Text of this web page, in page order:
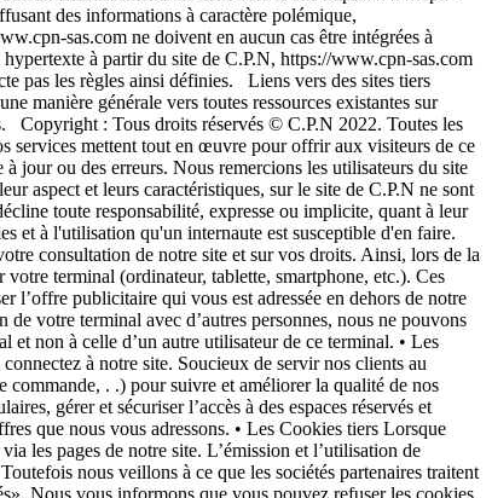
des informations à caractère polémique,
sas.com ne doivent en aucun cas être intégrées à
à partir du site de C.P.N, https://www.cpn-sas.com
pas les règles ainsi définies. Liens vers des sites tiers
manière générale vers toutes ressources existantes sur
Copyright : Tous droits réservés © C.P.N 2022. Toutes les
services mettent tout en œuvre pour offrir aux visiteurs de ce
jour ou des erreurs. Nous remercions les utilisateurs du site
aspect et leurs caractéristiques, sur le site de C.P.N ne sont
toute responsabilité, expresse ou implicite, quant à leur
et à l'utilisation qu'un internaute est susceptible d'en faire.
consultation de notre site et sur vos droits. Ainsi, lors de la
terminal (ordinateur, tablette, smartphone, etc.). Ces
l’offre publicitaire qui vous est adressée en dehors de notre
votre terminal avec d’autres personnes, nous ne pouvons
et non à celle d’un autre utilisateur de ce terminal. • Les
à notre site. Soucieux de servir nos clients au
commande, . .) pour suivre et améliorer la qualité de nos
gérer et sécuriser l’accès à des espaces réservés et
que nous vous adressons. • Les Cookies tiers Lorsque
les pages de notre site. L’émission et l’utilisation de
nous veillons à ce que les sociétés partenaires traitent
Nous vous informons que vous pouvez refuser les cookies